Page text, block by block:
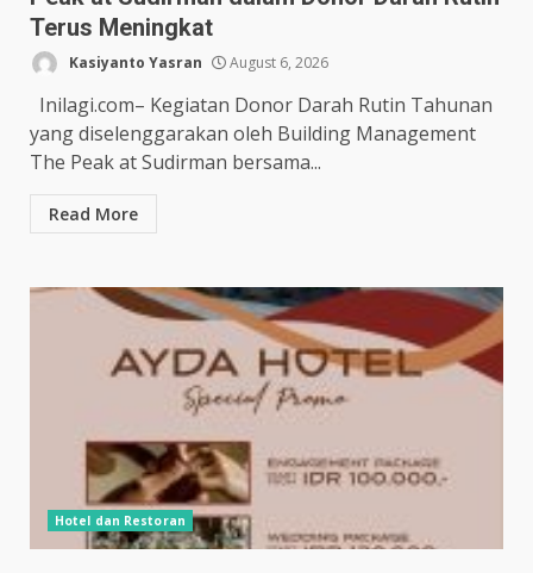
Terus Meningkat
Kasiyanto Yasran August 6, 2026
Inilagi.com– Kegiatan Donor Darah Rutin Tahunan
yang diselenggarakan oleh Building Management
The Peak at Sudirman bersama...
Read More
Hotel dan Restoran